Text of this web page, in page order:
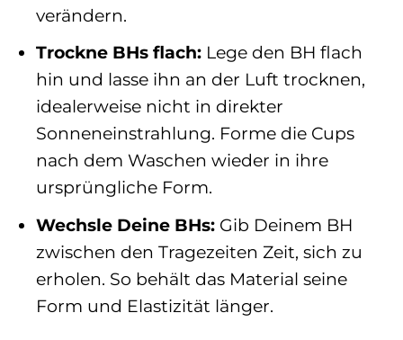
verändern.
Trockne BHs flach:Lege den BH flach
hin und lasse ihn an der Luft trocknen,
idealerweise nicht in direkter
Sonneneinstrahlung. Forme die Cups
nach dem Waschen wieder in ihre
ursprüngliche Form.
Wechsle Deine BHs:Gib Deinem BH
zwischen den Tragezeiten Zeit, sich zu
erholen. So behält das Material seine
Form und Elastizität länger.